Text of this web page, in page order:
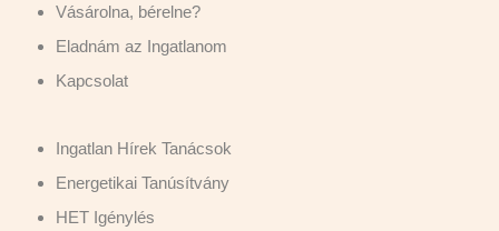
Vásárolna, bérelne?
Eladnám az Ingatlanom
Kapcsolat
Ingatlan Hírek Tanácsok
Energetikai Tanúsítvány
HET Igénylés